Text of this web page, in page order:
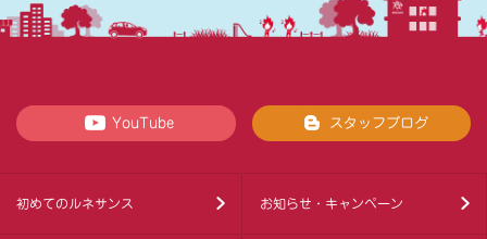
YouTube スタッフブログ
初めてのルネサンス お知らせ・キャンペーン